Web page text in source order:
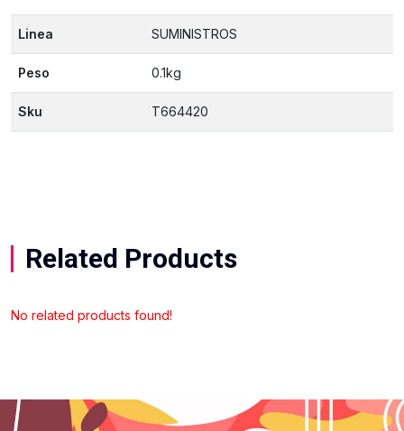
Linea SUMINISTROS
Peso 0.1kg
Sku T664420
Related Products
No related products found!